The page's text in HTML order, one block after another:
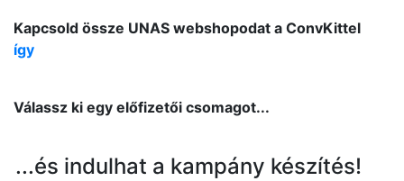
Kapcsold össze UNAS webshopodat a ConvKittel
így
Válassz ki egy előfizetői csomagot...
...és indulhat a kampány készítés!